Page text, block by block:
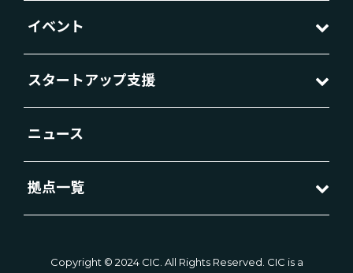
イベント
スタートアップ支援
ニュース
拠点一覧
Copyright © 2024 CIC. All Rights Reserved. CIC is a